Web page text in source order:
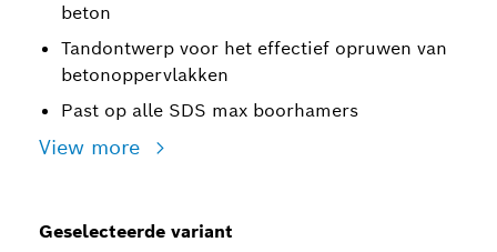
beton
Tandontwerp voor het effectief opruwen van
betonoppervlakken
Past op alle SDS max boorhamers
View more
Geselecteerde variant